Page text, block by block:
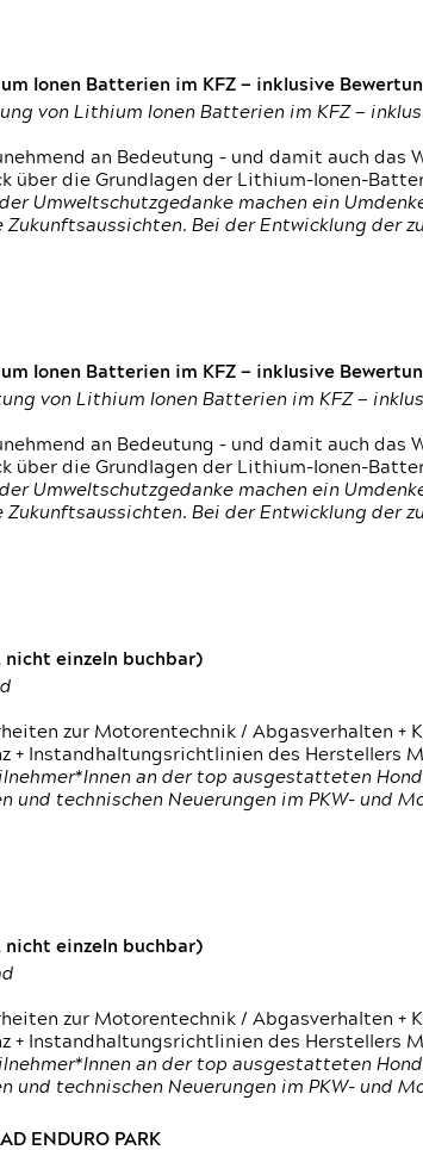
Ionen Batterien im KFZ — inklusive
von Lithium Ionen Batterien im KFZ —
an Bedeutung – und damit auch
über die Grundlagen der Lithium-Ionen-
Umweltschutzgedanke machen ein
Bei der Entwicklung der
Ionen Batterien im KFZ — inklusive
von Lithium Ionen Batterien im KFZ —
an Bedeutung – und damit auch
über die Grundlagen der Lithium-Ionen-
Umweltschutzgedanke machen ein
Bei der Entwicklung der
nicht einzeln buchbar)
zur Motorentechnik / Abgasverhalten
+ Instandhaltungsrichtlinien des Herstellers
an der top ausgestatteten
und technischen Neuerungen im PKW- und
nicht einzeln buchbar)
zur Motorentechnik / Abgasverhalten
+ Instandhaltungsrichtlinien des Herstellers
an der top ausgestatteten
und technischen Neuerungen im PKW- und
ENDURO PARK